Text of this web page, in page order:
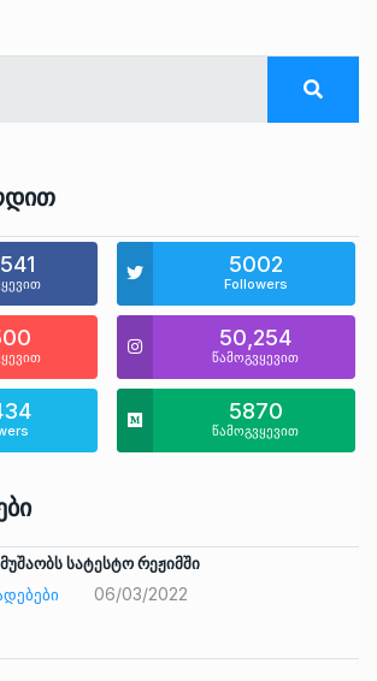
5002
Followers
50,254
წამოგვყევით
5870
წამოგვყევით
სატესტო რეჟიმში
06/03/2022